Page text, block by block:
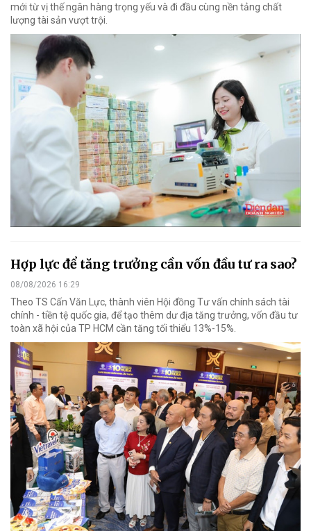
mới từ vị thế ngân hàng trọng yếu và đi đầu cùng nền tảng chất
lượng tài sản vượt trội.
Hợp lực để tăng trưởng cần vốn đầu tư ra sao?
08/08/2026 16:29
Theo TS Cấn Văn Lực, thành viên Hội đồng Tư vấn chính sách tài
chính - tiền tệ quốc gia, để tạo thêm dư địa tăng trưởng, vốn đầu tư
toàn xã hội của TP HCM cần tăng tối thiểu 13%-15%.